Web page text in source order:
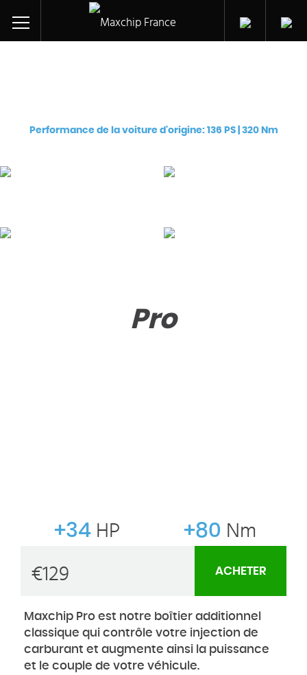
Performance de la voiture d'origine: 136 PS | 320 Nm
Pro
+34 HP +80 Nm
€129 ACHETER
Maxchip Pro est notre boîtier additionnel
classique qui contrôle votre injection de
carburant et augmente ainsi la puissance
et le couple de votre véhicule.